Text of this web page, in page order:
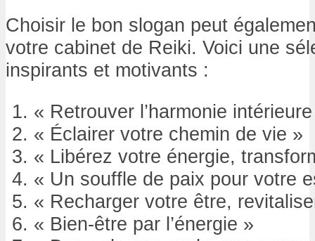
Choisir le bon slogan peut
votre cabinet de Reiki. Voici une
inspirants et motivants :
« Retrouver l’harmonie
« Éclairer votre chemin de vie »
« Libérez votre énergie,
« Un souffle de paix pour votre
« Recharger votre être,
« Bien-être par l’énergie »